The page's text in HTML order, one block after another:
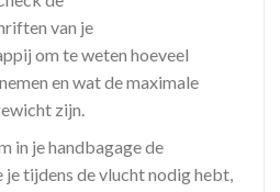
van je
om te weten hoeveel
en wat de maximale
zijn.
in je handbagage de
je tijdens de vlucht nodig hebt,